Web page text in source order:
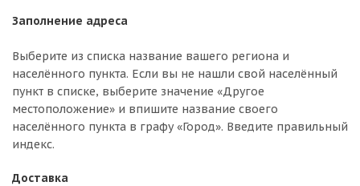
Заполнение адреса
Выберите из списка название вашего региона и
населённого пункта. Если вы не нашли свой населённый
пункт в списке, выберите значение «Другое
местоположение» и впишите название своего
населённого пункта в графу «Город». Введите правильный
индекс.
Доставка